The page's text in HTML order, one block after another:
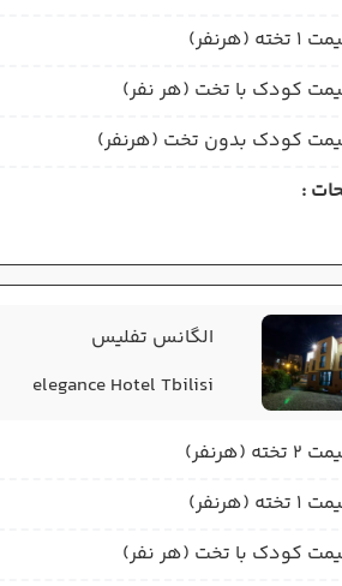
تخته (هرنفر)
کودک با تخت (هر نفر)
کودک بدون تخت (هرنفر)
:
الگانس تفلیس
elegance Hotel Tbilisi
تخته (هرنفر)
تخته (هرنفر)
کودک با تخت (هر نفر)